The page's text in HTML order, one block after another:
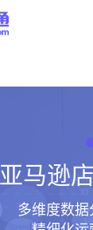
亚马逊
多维度数据